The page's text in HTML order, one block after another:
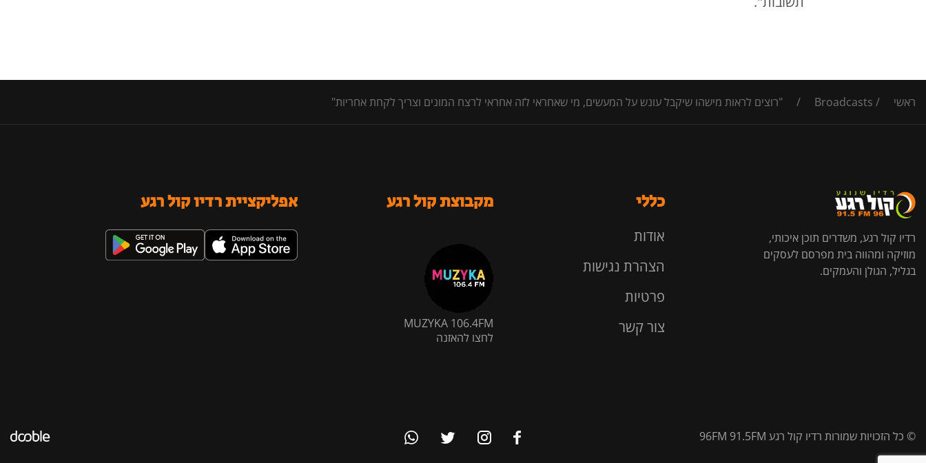
ראשי /
Broadcasts
/ "רוצים לראות מישהו שיקבל עונש על המעשים, מי שאחראי לזה אחראי לרצח המונים וצריך לקחת אחריות"
רדיו קול רגע, משדרים תוכן איכותי,
מוזיקה ומהווה בית מפרסם לעסקים
בגליל, הגולן והעמקים.
כללי
אודות
הצהרת נגישות
פרטיות
צור קשר
מקבוצת קול רגע
MUZYKA 106.4FM
לחצו להאזנה
אפליקציית רדיו קול רגע
© כל הזכויות שמורות רדיו קול רגע 96FM 91.5FM